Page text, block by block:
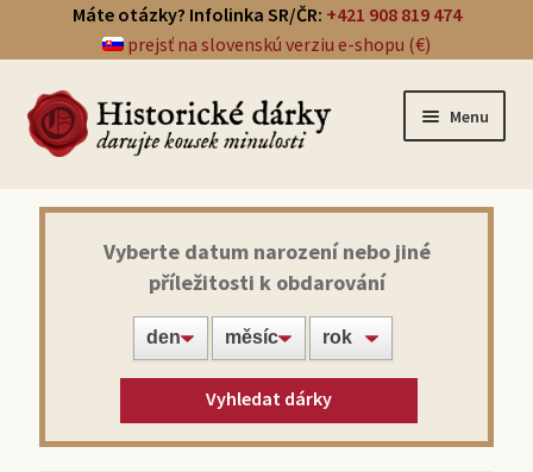
Máte otázky? Infolinka SR/ČR: +421 908 819 474
prejsť na slovenskú verziu e-shopu (€)
Menu
Přehled dárků
Noviny ze dne narození
Víno z roku narození
Vyberte datum narození nebo jiné
příležitosti k obdarování
Vyhledat dárky